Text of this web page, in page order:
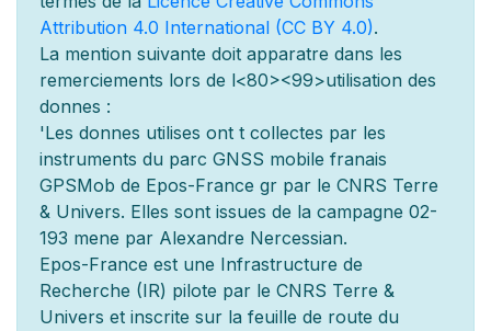
Attribution 4.0 International (CC BY 4.0).
La mention suivante doit apparatre dans les
remerciements lors de l<80><99>utilisation des
donnes :
'Les donnes utilises ont t collectes par les
instruments du parc GNSS mobile franais
GPSMob de Epos-France gr par le CNRS Terre
& Univers. Elles sont issues de la campagne 02-
193 mene par Alexandre Nercessian.
Epos-France est une Infrastructure de
Recherche (IR) pilote par le CNRS Terre &
Univers et inscrite sur la feuille de route du